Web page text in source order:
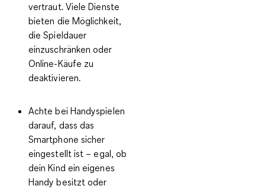
vertraut. Viele Dienste
bieten die Möglichkeit,
die Spieldauer
einzuschränken oder
Online-Käufe zu
deaktivieren.
Achte bei Handyspielen
darauf, dass das
Smartphone sicher
eingestellt ist – egal, ob
dein Kind ein eigenes
Handy besitzt oder